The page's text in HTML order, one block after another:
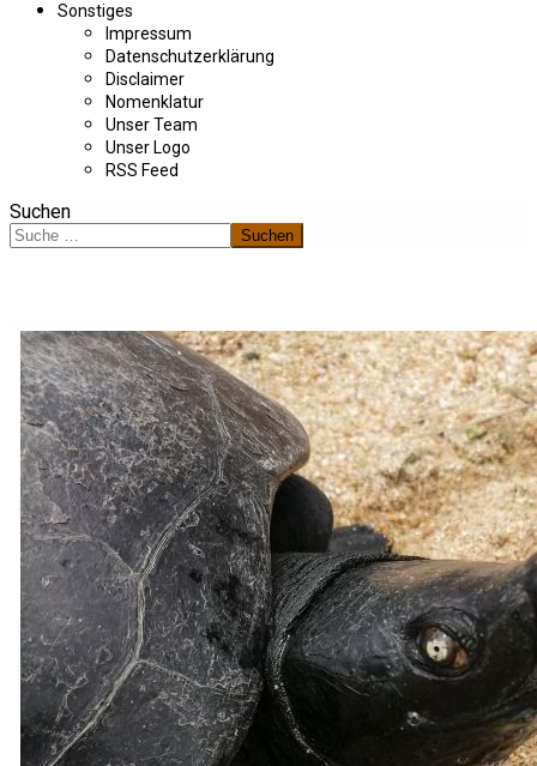
Sonstiges
Impressum
Datenschutzerklärung
Disclaimer
Nomenklatur
Unser Team
Unser Logo
RSS Feed
Suchen
Suchen